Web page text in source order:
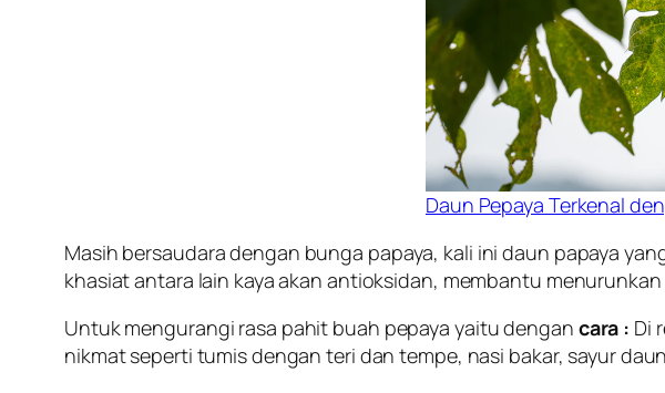
Daun Pepaya Terkenal
Masih bersaudara dengan bunga papaya, kali ini daun papaya
khasiat antara lain kaya akan antioksidan, membantu
Untuk mengurangi rasa pahit buah pepaya yaitu dengan cara : Di
nikmat seperti tumis dengan teri dan tempe, nasi bakar, sayur